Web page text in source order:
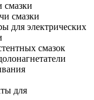
смазки
смазки
для электрических
смазок
для